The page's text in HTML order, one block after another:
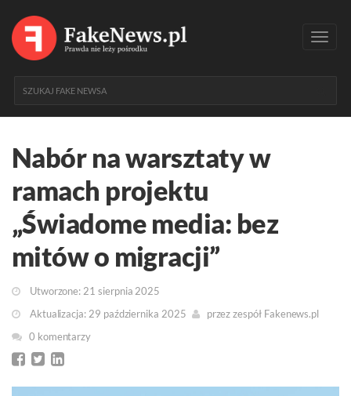
Nabór na warsztaty w
ramach projektu
„Świadome media: bez
mitów o migracji”
Utworzone: 21 sierpnia 2025
Aktualizacja: 29 października 2025
przezzespół Fakenews.pl
0 komentarzy